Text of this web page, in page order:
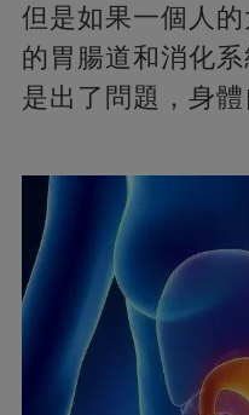
但是如果一個人
的胃腸道和消化
是出了問題，身體